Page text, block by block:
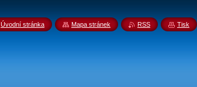
Úvodní stránka Mapa stránek RSS Tisk